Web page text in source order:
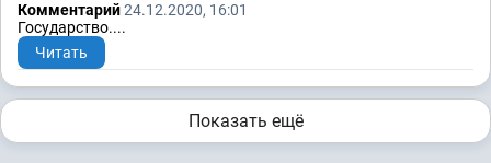
Комментарий24.12.2020, 16:01
Государство....
Читать
Показать ещё